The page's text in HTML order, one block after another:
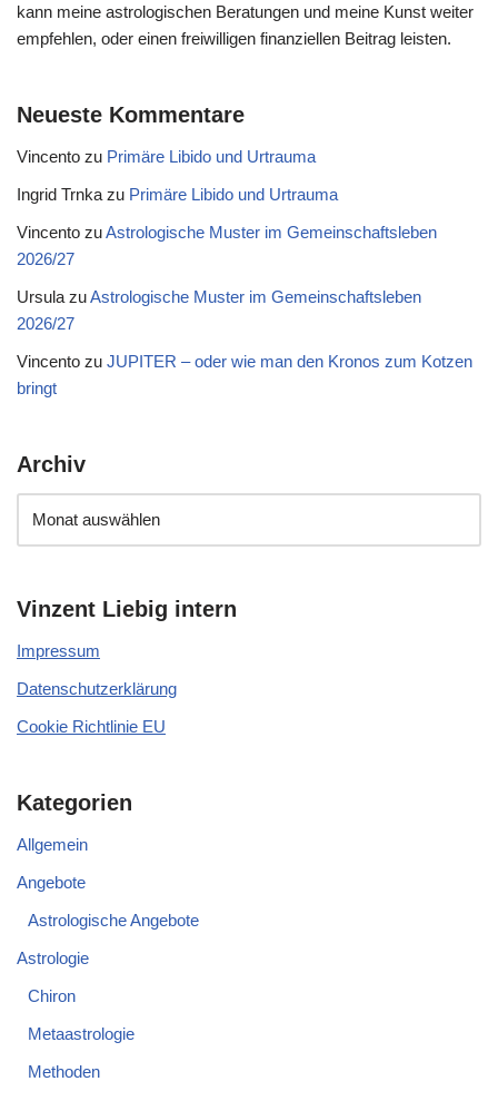
kann meine astrologischen Beratungen und meine Kunst weiter
empfehlen, oder einen freiwilligen finanziellen Beitrag leisten.
Neueste Kommentare
Vincento zu Primäre Libido und Urtrauma
Ingrid Trnka zu Primäre Libido und Urtrauma
Vincento zuAstrologische Muster im Gemeinschaftsleben
2026/27
Ursula zuAstrologische Muster im Gemeinschaftsleben
2026/27
Vincento zu JUPITER – oder wie man den Kronos zum Kotzen
bringt
Archiv
Vinzent Liebig intern
Impressum
Datenschutzerklärung
Cookie Richtlinie EU
Kategorien
Allgemein
Angebote
Astrologische Angebote
Astrologie
Chiron
Metaastrologie
Methoden